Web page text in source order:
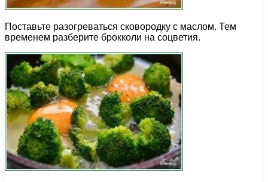
Поставьте разогреваться сковородку с маслом. Тем
временем разберите брокколи на соцветия.